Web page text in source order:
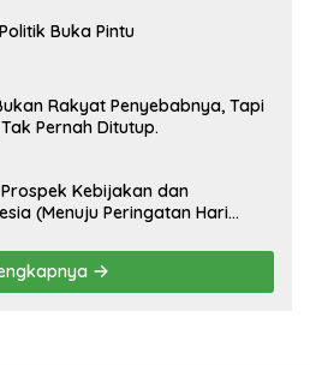
Buka Pintu
Rakyat Penyebabnya, Tapi
Pernah Ditutup.
Kebijakan dan
(Menuju Peringatan Hari